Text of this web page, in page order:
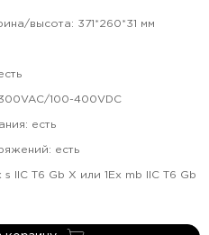
высота: 371*260*31 мм
100-400VDC
: есть
: есть
s IIC T6 Gb X или 1Ex mb IIC T6 Gb